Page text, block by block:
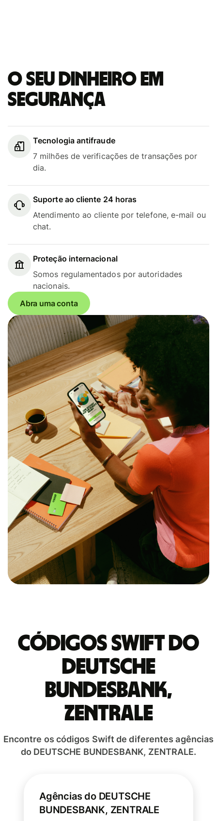
O seu dinheiro em
segurança
Tecnologia antifraude
7 milhões de verificações de transações por
dia.
Suporte ao cliente 24 horas
Atendimento ao cliente por telefone, e-mail ou
chat.
Proteção internacional
Somos regulamentados por autoridades
nacionais.
Abra uma conta
Códigos Swift do
DEUTSCHE
BUNDESBANK,
ZENTRALE
Encontre os códigos Swift de diferentes agências
do DEUTSCHE BUNDESBANK, ZENTRALE.
Agências do DEUTSCHE
BUNDESBANK, ZENTRALE